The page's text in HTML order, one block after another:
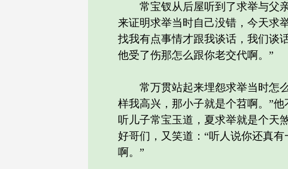
常宝钗从后屋听到了求举与父亲
来证明求举当时自己没错，今天求
找我有点事情才跟我谈话，我们谈
他受了伤那怎么跟你老交代啊。”
常万贯站起来埋怨求举当时怎么
样我高兴，那小子就是个苕啊。”
听儿子常宝玉道，夏求举就是个天
好哥们，又笑道：“听人说你还真
啊。”